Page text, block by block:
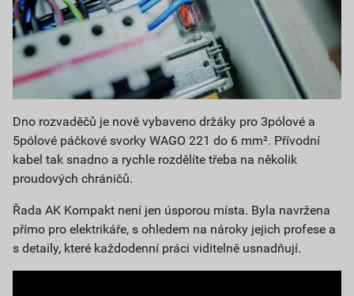
Dno rozvaděčů je nově vybaveno držáky pro 3pólové a
5pólové páčkové svorky WAGO 221 do 6 mm². Přívodní
kabel tak snadno a rychle rozdělíte třeba na několik
proudových chráničů.
Řada AK Kompakt není jen úsporou místa. Byla navržena
přímo pro elektrikáře, s ohledem na nároky jejich profese a
s detaily, které každodenní práci viditelně usnadňují.